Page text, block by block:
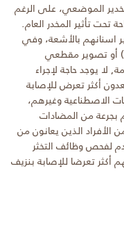
الموضعي، على الرغم
تحت تأثير المخدر العام.
اسنانهم بالأشعة، وفي
أو تصوير مقطعي
لا يوجد حاجة لإجراء
أكثر تعرض للإصابة
الاصطناعية وغيرهم،
بجرعة من المضادات
الذين يعانون من
لفحص وظائف التخثر
أكثر تعرضا للإصابة بنزيف